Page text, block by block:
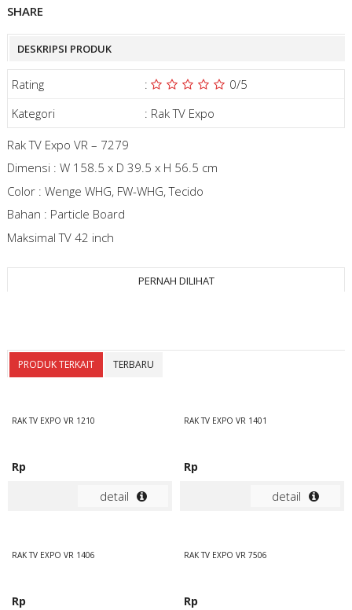
SHARE
DESKRIPSI PRODUK
Rating : 0/5
Kategori
: Rak TV Expo
Rak TV Expo VR – 7279
Dimensi : W 158.5 x D 39.5 x H 56.5 cm
Color : Wenge WHG, FW-WHG, Tecido
Bahan : Particle Board
Maksimal TV 42 inch
PERNAH DILIHAT
PRODUK TERKAIT TERBARU
RAK TV EXPO VR 1210
Rp
detail
RAK TV EXPO VR 1401
Rp
detail
RAK TV EXPO VR 1406
Rp
RAK TV EXPO VR 7506
Rp